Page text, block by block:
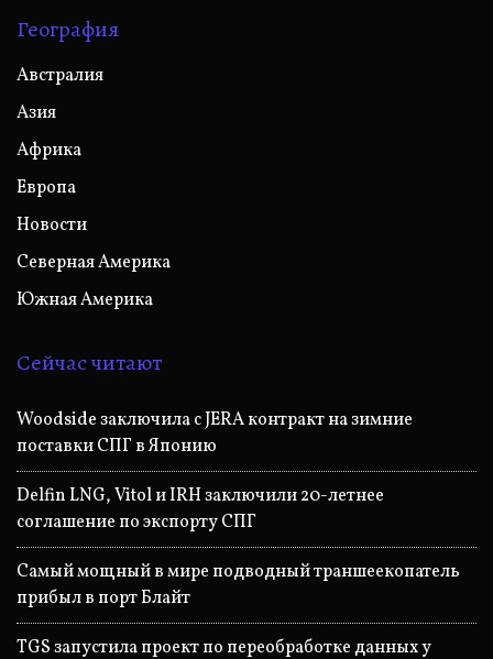
География
Австралия
Азия
Африка
Европа
Новости
Северная Америка
Южная Америка
Сейчас читают
Woodside заключила с JERA контракт на зимние
поставки СПГ в Японию
Delfin LNG, Vitol и IRH заключили 20-летнее
соглашение по экспорту СПГ
Самый мощный в мире подводный траншеекопатель
прибыл в порт Блайт
TGS запустила проект по переобработке данных у